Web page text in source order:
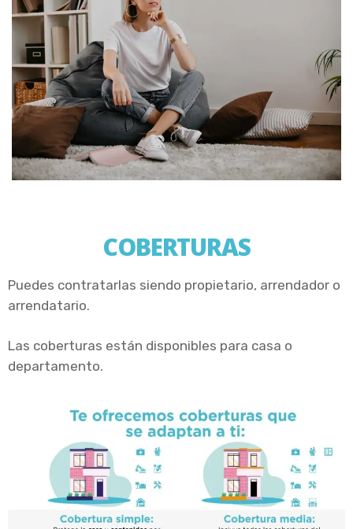
COBERTURAS
Puedes contratarlas siendo propietario, arrendador o
arrendatario.
Las coberturas están disponibles para casa o
departamento.